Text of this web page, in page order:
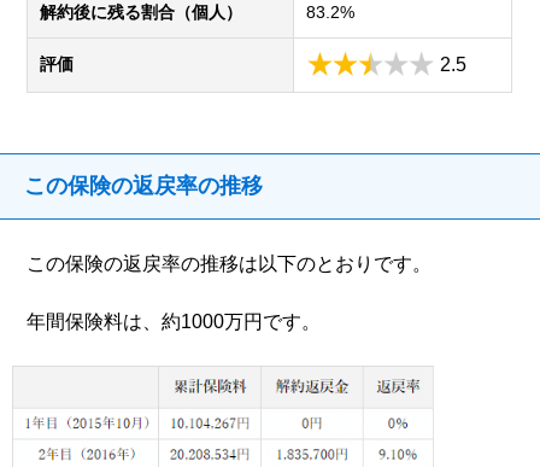
解約後に残る割合（個人） 83.2%
評価 2.5
この保険の返戻率の推移
この保険の返戻率の推移は以下のとおりです。
年間保険料は、約1000万円です。